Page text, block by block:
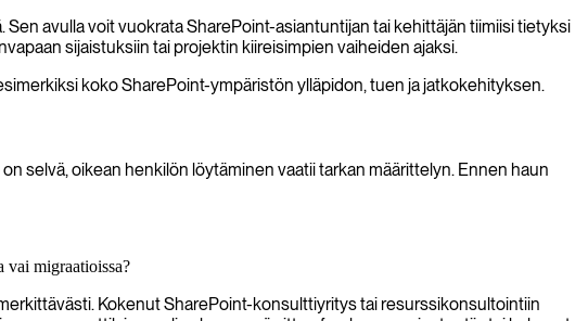
avulla voit vuokrata SharePoint-asiantuntijan tai kehittäjän tiimiisi tietyksi
sijaistuksiin tai projektin kiireisimpien vaiheiden ajaksi.
koko SharePoint-ympäristön ylläpidon, tuen ja jatkokehityksen.
selvä, oikean henkilön löytäminen vaatii tarkan määrittelyn. Ennen haun
vai migraatioissa?
Kokenut SharePoint-konsulttiyritys tai resurssikonsultointiin